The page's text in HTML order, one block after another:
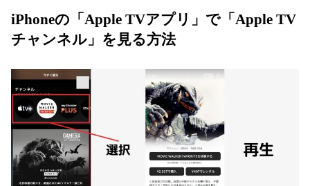
iPhoneの「Apple TVアプリ」で「Apple TV
チャンネル」を見る方法